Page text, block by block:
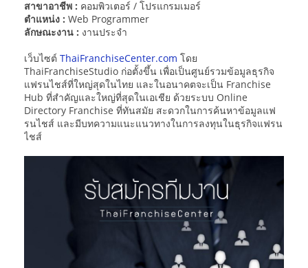
สาขาอาชีพ : คอมพิวเตอร์ / โปรแกรมเมอร์
ตำแหน่ง : Web Programmer
ลักษณะงาน : งานประจำ
เว็บไซต์ ThaiFranchiseCenter.com โดย
ThaiFranchiseStudio ก่อตั้งขึ้น เพื่อเป็นศูนย์รวมข้อมูลธุรกิจ
แฟรนไชส์ที่ใหญ่สุดในไทย และในอนาคตจะเป็น Franchise
Hub ที่สำคัญและใหญ่ที่สุดในเอเชีย ด้วยระบบ Online
Directory Franchise ที่ทันสมัย สะดวกในการค้นหาข้อมูลแฟ
รนไชส์ และมีบทความแนะแนวทางในการลงทุนในธุรกิจแฟรน
ไชส์